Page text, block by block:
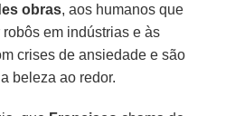
obras, aos humanos que
em indústrias e às
crises de ansiedade e são
beleza ao redor.